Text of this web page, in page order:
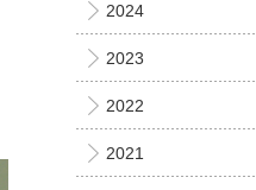
2024
2023
2022
2021